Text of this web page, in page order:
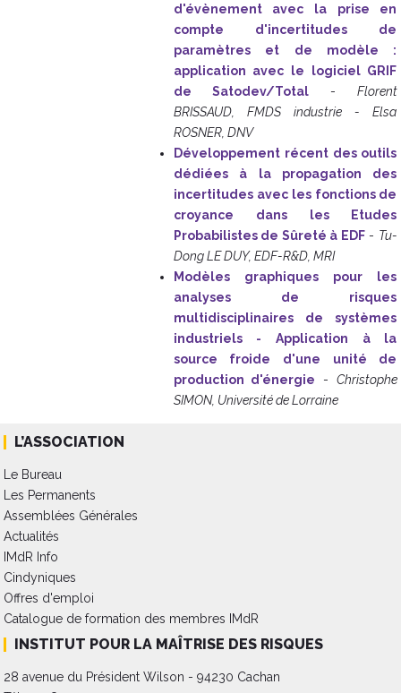
d'évènement avec la prise en
compte d'incertitudes de
paramètres et de modèle :
application avec le logiciel GRIF
de Satodev/Total- Florent
BRISSAUD, FMDS industrie - Elsa
ROSNER, DNV
Développement récent des outils
dédiées à la propagation des
incertitudes avec les fonctions de
croyance dans les Etudes
Probabilistes de Sûreté à EDF- Tu-
Dong LE DUY, EDF-R&D, MRI
Modèles graphiques pour les
analyses de risques
multidisciplinaires de systèmes
industriels - Application à la
source froide d'une unité de
production d'énergie - Christophe
SIMON, Université de Lorraine
L’ASSOCIATION
Le Bureau
Les Permanents
Assemblées Générales
Actualités
IMdR Info
Cindyniques
Offres d'emploi
Catalogue de formation des membres IMdR
INSTITUT POUR LA MAÎTRISE DES RISQUES
28 avenue du Président Wilson - 94230 Cachan